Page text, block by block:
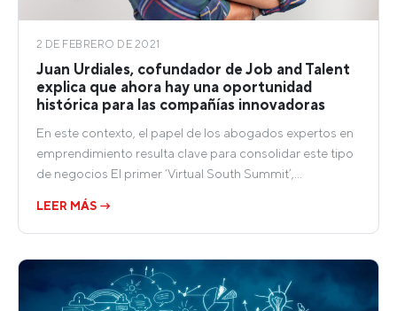
2 DE FEBRERO DE 2021
Juan Urdiales, cofundador de Job and Talent
explica que ahora hay una oportunidad
histórica para las compañías innovadoras
En este contexto, el papel de los abogados expertos en
emprendimiento resulta clave para consolidar este tipo
de negocios El primer ‘Virtual South Summit’,…
LEER MÁS →